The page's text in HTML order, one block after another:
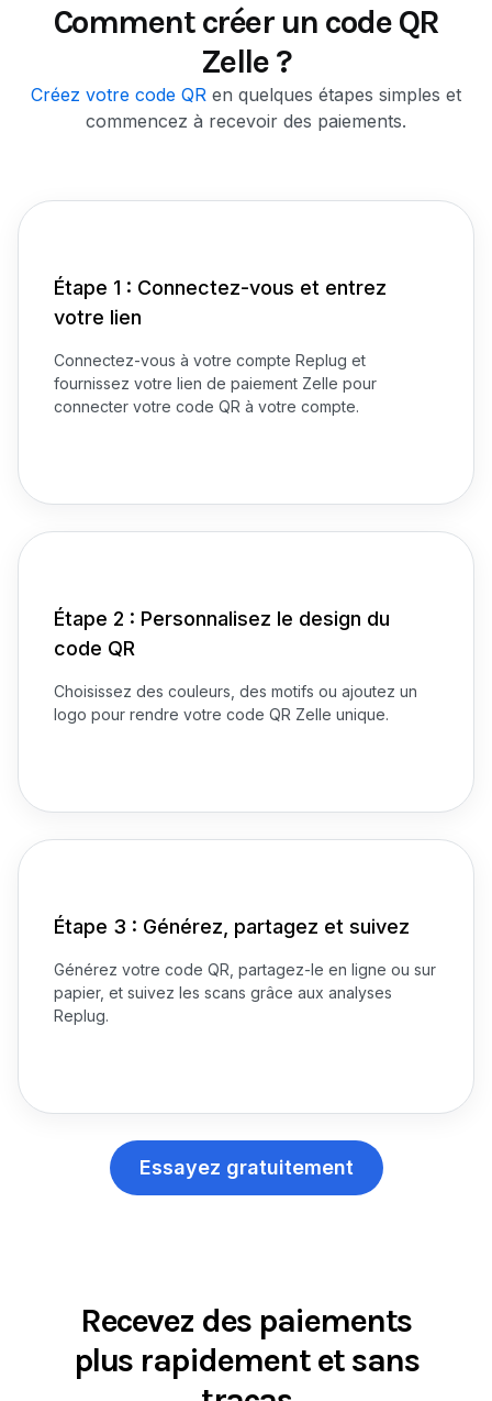
Comment créer un code QR
Zelle ?
Créez votre code QR en quelques étapes simples et
commencez à recevoir des paiements.
Étape 1 : Connectez-vous et entrez
votre lien
Connectez-vous à votre compte Replug et
fournissez votre lien de paiement Zelle pour
connecter votre code QR à votre compte.
Étape 2 : Personnalisez le design du
code QR
Choisissez des couleurs, des motifs ou ajoutez un
logo pour rendre votre code QR Zelle unique.
Étape 3 : Générez, partagez et suivez
Générez votre code QR, partagez-le en ligne ou sur
papier, et suivez les scans grâce aux analyses
Replug.
Essayez gratuitement
Recevez des paiements
plus rapidement et sans